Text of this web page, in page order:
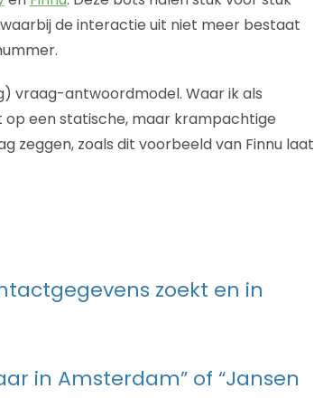
de interactie uit niet meer bestaat
vraag-antwoordmodel. Waar ik als
een statische, maar krampachtige
zeggen, zoals dit voorbeeld van Finnu laat
zoekt en in
in Amsterdam” of “Jansen